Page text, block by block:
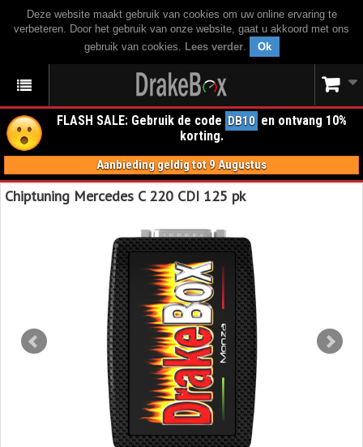
Deze website maakt gebruik van cookies om uw online ervaring te
verbeteren. Door het gebruik van onze website, gaat u akkoord met ons
gebruik van cookies. Lees verder. Ok
FLASH SALE: Gebruik de code DB10 en ontvang 10%
korting.
Aanbieding geldig tot 9 Augustus
Chiptuning Mercedes C 220 CDI 125 pk